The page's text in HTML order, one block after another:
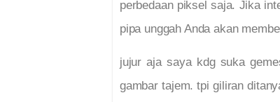
perbedaan piksel saja. Jika
pipa unggah Anda akan
jujur aja saya kdg suka
gambar tajem. tpi giliran